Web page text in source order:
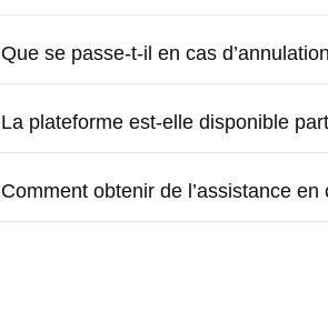
Que se passe-t-il en cas
La plateforme est-elle disponible
Comment obtenir de l’assistance